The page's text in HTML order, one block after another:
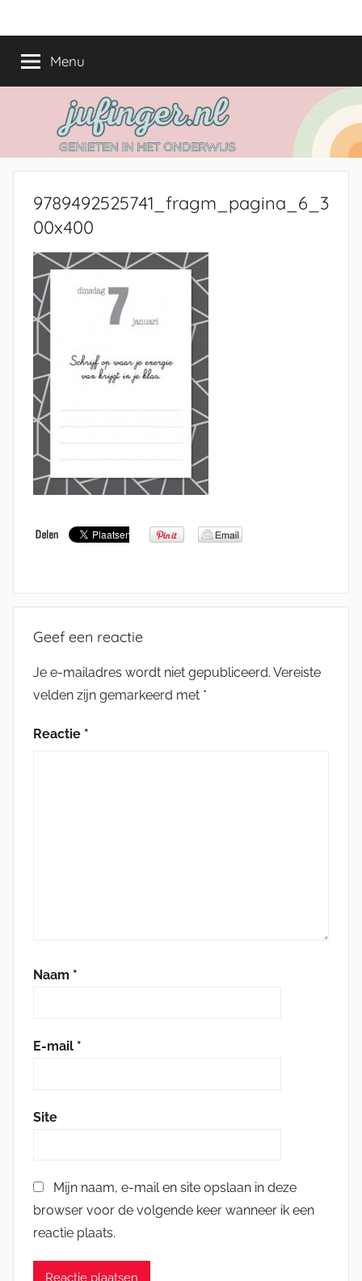
naarjufinger.nl
het
onderwijs
Menu
9789492525741_fragm_pagina_6_3
00x400
Geef een reactie
Je e-mailadres wordt niet gepubliceerd. Vereiste
velden zijn gemarkeerd met *
Reactie *
Naam *
E-mail *
Site
Mijn naam, e-mail en site opslaan in deze
browser voor de volgende keer wanneer ik een
reactie plaats.